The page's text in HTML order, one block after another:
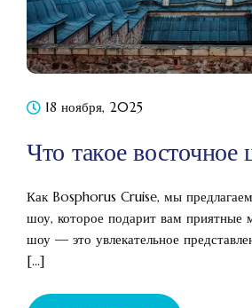
18 ноября, 2025
Что такое восточное
Как Bosphorus Cruise, мы
шоу, которое подарит вам приятные
шоу — это увлекательное
[...]